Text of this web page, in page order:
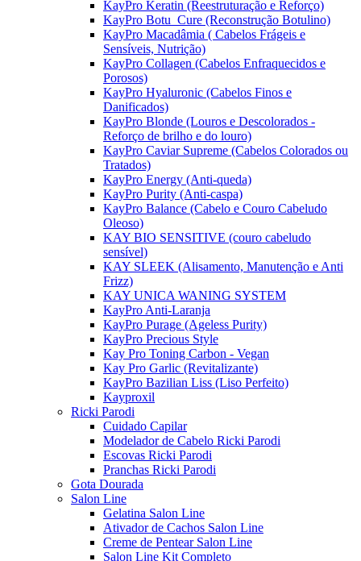
KayPro Keratin (Reestruturação e Reforço)
KayPro Botu_Cure (Reconstrução Botulino)
KayPro Macadâmia ( Cabelos Frágeis e
Sensíveis, Nutrição)
KayPro Collagen (Cabelos Enfraquecidos e
Porosos)
KayPro Hyaluronic (Cabelos Finos e
Danificados)
KayPro Blonde (Louros e Descolorados -
Reforço de brilho e do louro)
KayPro Caviar Supreme (Cabelos Colorados ou
Tratados)
KayPro Energy (Anti-queda)
KayPro Purity (Anti-caspa)
KayPro Balance (Cabelo e Couro Cabeludo
Oleoso)
KAY BIO SENSITIVE (couro cabeludo
sensível)
KAY SLEEK (Alisamento, Manutenção e Anti
Frizz)
KAY UNICA WANING SYSTEM
KayPro Anti-Laranja
KayPro Purage (Ageless Purity)
KayPro Precious Style
Kay Pro Toning Carbon - Vegan
Kay Pro Garlic (Revitalizante)
KayPro Bazilian Liss (Liso Perfeito)
Kayproxil
Ricki Parodi
Cuidado Capilar
Modelador de Cabelo Ricki Parodi
Escovas Ricki Parodi
Pranchas Ricki Parodi
Gota Dourada
Salon Line
Gelatina Salon Line
Ativador de Cachos Salon Line
Creme de Pentear Salon Line
Salon Line Kit Completo